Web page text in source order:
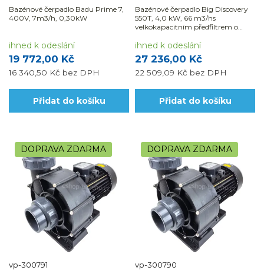
Bazénové čerpadlo Badu Prime 7,
400V, 7m3/h, 0,30kW
19 772,00 Kč
16 340,50 Kč bez DPH
ihned k odeslání
Přidat do košíku
Bazénové čerpadlo Big Discovery
550T, 4,0 kW, 66 m3/hs
velkokapacitním předfiltrem o
bazénové atrakce.
27 236,00 Kč
22 509,09 Kč bez DPH
ihned k odeslání
Přidat do košíku
DOPRAVA ZDARMA
vp-300791
DOPRAVA ZDARMA
vp-300790